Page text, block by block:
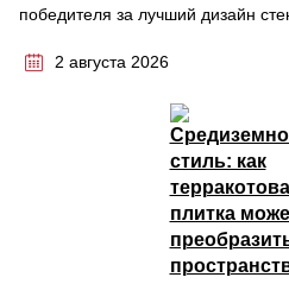
победителя за лучший дизайн
2 августа 2026